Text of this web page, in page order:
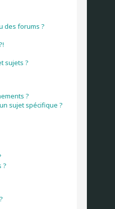
des forums ?
sujets ?
?
sujet spécifique ?
?